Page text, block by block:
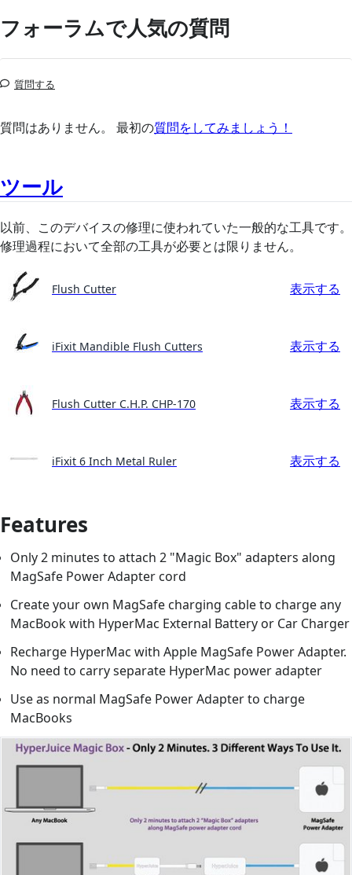
フォーラムで人気の質問
質問する
質問はありません。 最初の質問をしてみましょう！
ツール
以前、このデバイスの修理に使われていた一般的な工具です。
修理過程において全部の工具が必要とは限りません。
Flush Cutter 表示する
iFixit Mandible Flush Cutters 表示する
Flush Cutter C.H.P. CHP-170 表示する
iFixit 6 Inch Metal Ruler 表示する
Features
Only 2 minutes to attach 2 "Magic Box" adapters along
MagSafe Power Adapter cord
Create your own MagSafe charging cable to charge any
MacBook with HyperMac External Battery or Car Charger
Recharge HyperMac with Apple MagSafe Power Adapter.
No need to carry separate HyperMac power adapter
Use as normal MagSafe Power Adapter to charge
MacBooks